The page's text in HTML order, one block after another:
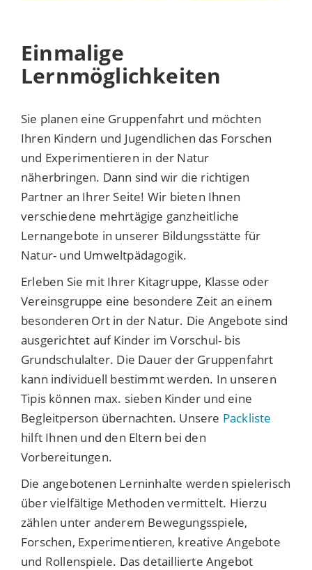
Einmalige
Lernmöglichkeiten
Sie planen eine Gruppenfahrt und möchten
Ihren Kindern und Jugendlichen das Forschen
und Experimentieren in der Natur
näherbringen. Dann sind wir die richtigen
Partner an Ihrer Seite! Wir bieten Ihnen
verschiedene mehrtägige ganzheitliche
Lernangebote in unserer Bildungsstätte für
Natur- und Umweltpädagogik.
Erleben Sie mit Ihrer Kitagruppe, Klasse oder
Vereinsgruppe eine besondere Zeit an einem
besonderen Ort in der Natur. Die Angebote sind
ausgerichtet auf Kinder im Vorschul- bis
Grundschulalter. Die Dauer der Gruppenfahrt
kann individuell bestimmt werden. In unseren
Tipis können max. sieben Kinder und eine
Begleitperson übernachten. Unsere Packliste
hilft Ihnen und den Eltern bei den
Vorbereitungen.
Die angebotenen Lerninhalte werden spielerisch
über vielfältige Methoden vermittelt. Hierzu
zählen unter anderem Bewegungsspiele,
Forschen, Experimentieren, kreative Angebote
und Rollenspiele. Das detaillierte Angebot